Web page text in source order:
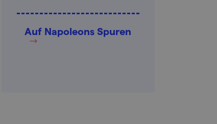
Auf Napoleons Spuren